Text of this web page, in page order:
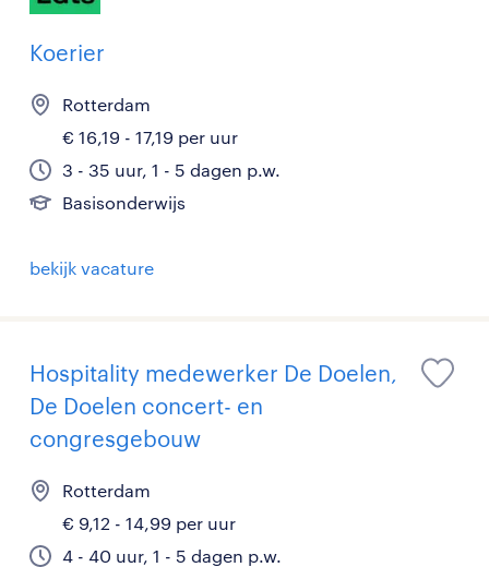
Koerier
Rotterdam
€ 16,19 - 17,19 per uur
3 - 35 uur, 1 - 5 dagen p.w.
Basisonderwijs
bekijk vacature
Hospitality medewerker De Doelen,
De Doelen concert- en
congresgebouw
Rotterdam
€ 9,12 - 14,99 per uur
4 - 40 uur, 1 - 5 dagen p.w.